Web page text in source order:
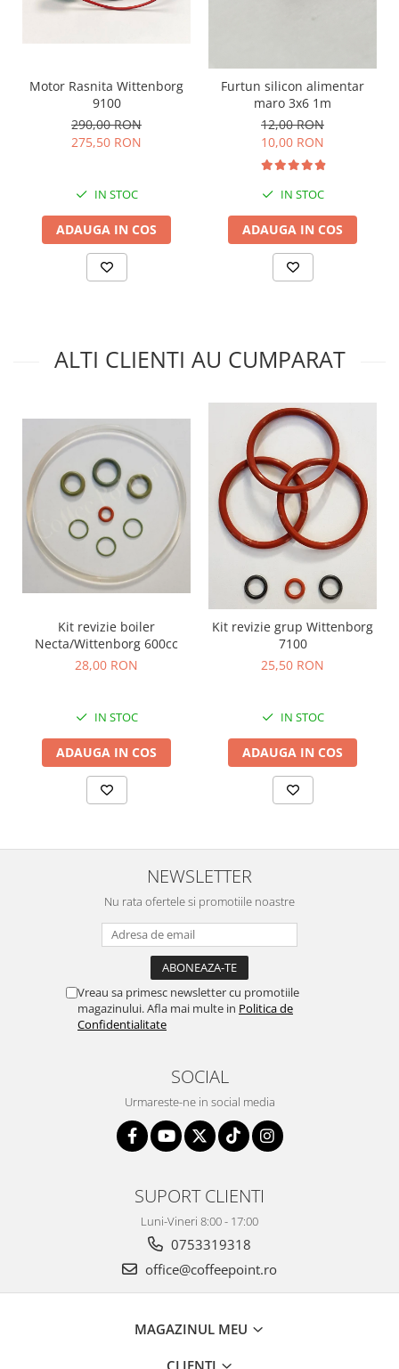
Motor Rasnita Wittenborg
9100
290,00 RON
275,50 RON
IN STOC
ADAUGA IN COS
Furtun silicon alimentar
maro 3x6 1m
12,00 RON
10,00 RON
IN STOC
ADAUGA IN COS
ALTI CLIENTI AU CUMPARAT
Kit revizie boiler
Necta/Wittenborg 600cc
28,00 RON
IN STOC
ADAUGA IN COS
Kit revizie grup Wittenborg
7100
25,50 RON
IN STOC
ADAUGA IN COS
NEWSLETTER
Nu rata ofertele si promotiile noastre
Vreau sa primesc newsletter cu promotiile
magazinului. Afla mai multe in Politica de
Confidentialitate
SOCIAL
Urmareste-ne in social media
SUPORT CLIENTI
Luni-Vineri 8:00 - 17:00
0753319318
office@coffeepoint.ro
MAGAZINUL MEU
CLIENTI